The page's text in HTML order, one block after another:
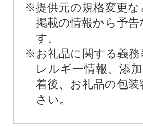
※提供元の規格変更
掲載の情報から予
す。
※お礼品に関する義務
レルギー情報、添
着後、お礼品の包
さい。